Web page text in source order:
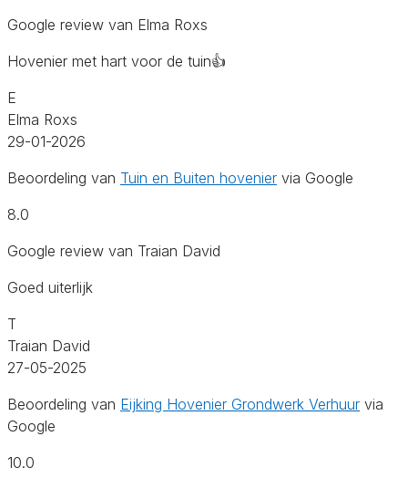
Google review van Elma Roxs
Hovenier met hart voor de tuin👍
E
Elma Roxs
29-01-2026
Beoordeling van Tuin en Buiten hovenier via Google
8.0
Google review van Traian David
Goed uiterlijk
T
Traian David
27-05-2025
Beoordeling van Eijking Hovenier Grondwerk Verhuur via
Google
10.0